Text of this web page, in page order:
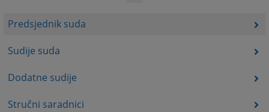
Predsjednik suda
Sudije suda
Dodatne sudije
Stručni saradnici